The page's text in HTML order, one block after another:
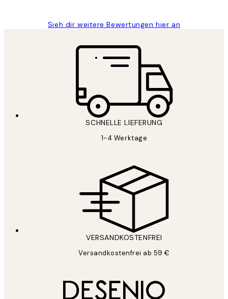
Sieh dir weitere Bewertungen hier an
SCHNELLE LIEFERUNG
1-4 Werktage
VERSANDKOSTENFREI
Versandkostenfrei ab 59 €